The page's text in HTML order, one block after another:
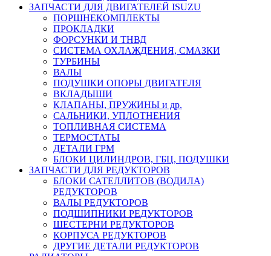
ЗАПЧАСТИ ДЛЯ ДВИГАТЕЛЕЙ ISUZU
ПОРШНЕКОМПЛЕКТЫ
ПРОКЛАДКИ
ФОРСУНКИ И ТНВД
СИСТЕМА ОХЛАЖДЕНИЯ, СМАЗКИ
ТУРБИНЫ
ВАЛЫ
ПОДУШКИ ОПОРЫ ДВИГАТЕЛЯ
ВКЛАДЫШИ
КЛАПАНЫ, ПРУЖИНЫ и др.
САЛЬНИКИ, УПЛОТНЕНИЯ
ТОПЛИВНАЯ СИСТЕМА
ТЕРМОСТАТЫ
ДЕТАЛИ ГРМ
БЛОКИ ЦИЛИНДРОВ, ГБЦ, ПОДУШКИ
ЗАПЧАСТИ ДЛЯ РЕДУКТОРОВ
БЛОКИ САТЕЛЛИТОВ (ВОДИЛА)
РЕДУКТОРОВ
ВАЛЫ РЕДУКТОРОВ
ПОДШИПНИКИ РЕДУКТОРОВ
ШЕСТЕРНИ РЕДУКТОРОВ
КОРПУСА РЕДУКТОРОВ
ДРУГИЕ ДЕТАЛИ РЕДУКТОРОВ